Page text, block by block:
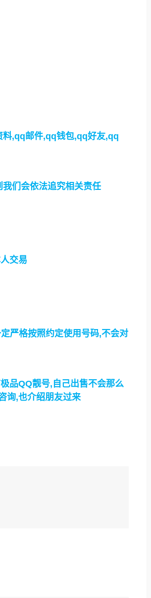
料,qq邮件,qq钱包,qq好友,qq
们会依法追究相关责任
交易
严格按照约定使用号码,不会对
品QQ靓号,自己出售不会那么
询,也介绍朋友过来